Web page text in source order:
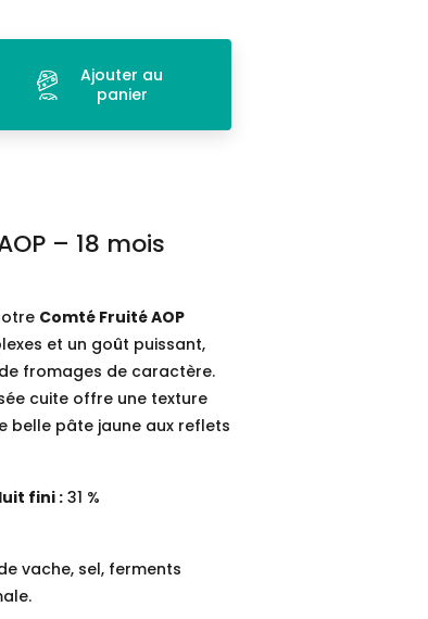
Ajouter au
panier
– 18 mois
Comté Fruité AOP
et un goût puissant,
fromages de caractère.
cuite offre une texture
belle pâte jaune aux reflets
fini :31 %
vache, sel, ferments